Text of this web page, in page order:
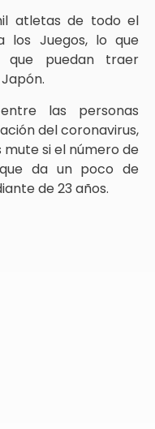
atletas de todo el
los Juegos, lo que
que puedan traer
las personas
del coronavirus,
si el número de
da un poco de
de 23 años.